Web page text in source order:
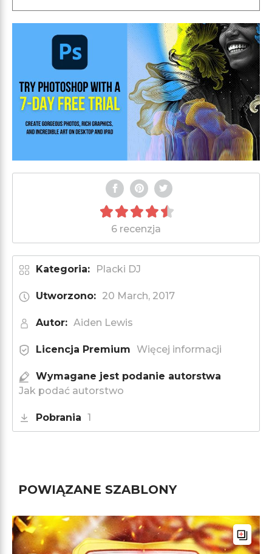
6 recenzja
Kategoria: Placki DJ
Utworzono: 20 March, 2017
Autor: Aiden Lewis
Licencja Premium Więcej informacji
Wymagane jest podanie autorstwa
Jak podać autorstwo
Pobrania 1
POWIĄZANE SZABLONY